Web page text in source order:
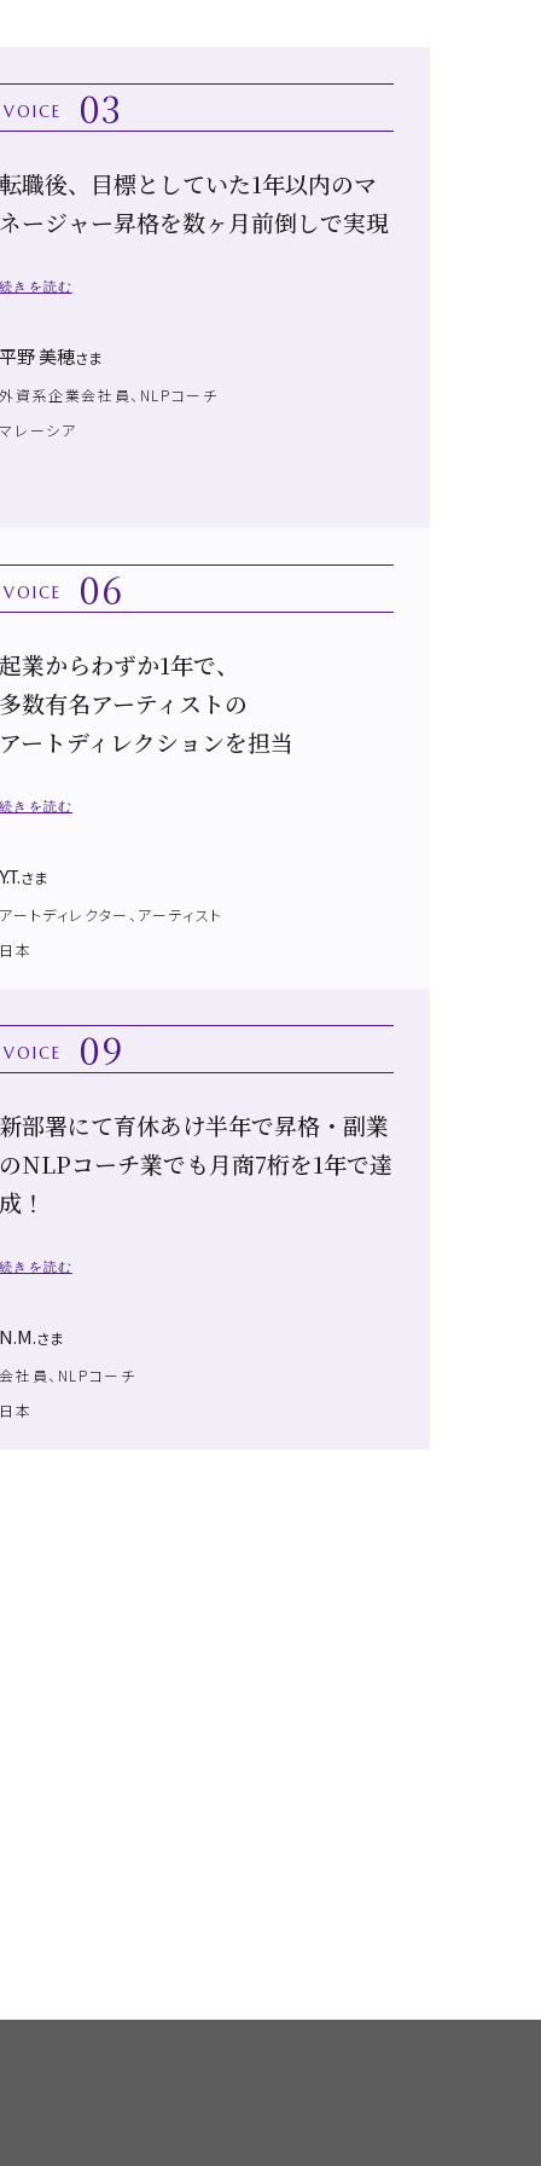
VOICE 03
転職後、目標としていた1年以内のマ
ネージャー昇格を数ヶ月前倒しで実現
続きを読む
平野 美穂さま
外資系企業会社員、NLPコーチ
マレーシア
VOICE 06
起業からわずか1年で、
多数有名アーティストの
アートディレクションを担当
続きを読む
Y.T.さま
アートディレクター、アーティスト
日本
VOICE 09
新部署にて育休あけ半年で昇格・副業
のNLPコーチ業でも月商7桁を1年で達
成！
続きを読む
N.M.さま
会社員、NLPコーチ
日本